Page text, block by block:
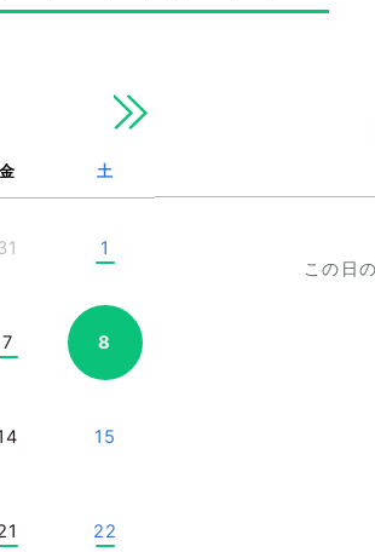
金 土
1
7 8
15
22
この日